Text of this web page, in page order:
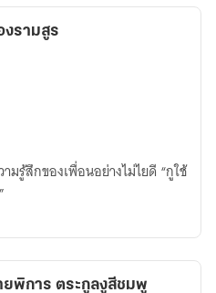
งรามสูร
สึกของเพื่อนอย่างไม่ไยดี “กูใช้
พิการ ตระกูลงูสีชมพู